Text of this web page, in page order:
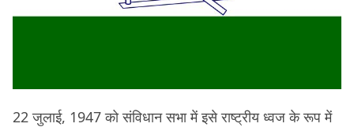
22 जुलाई, 1947 को संविधान सभा में इसे राष्ट्रीय ध्वज के रूप में